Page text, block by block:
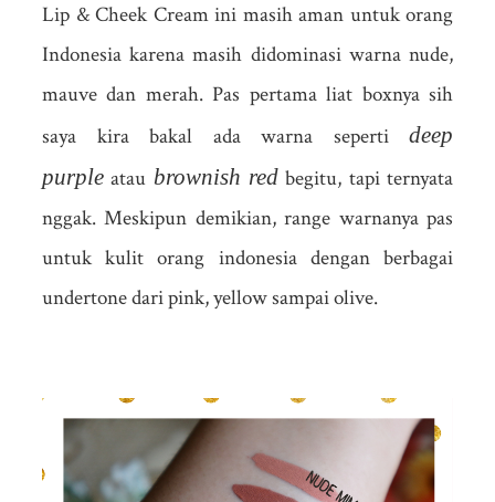
Lip & Cheek Cream ini masih aman untuk orang
Indonesia karena masih didominasi warna nude,
mauve dan merah. Pas pertama liat boxnya sih
saya kira bakal ada warna seperti deep
purple atau brownish red begitu, tapi ternyata
nggak. Meskipun demikian, range warnanya pas
untuk kulit orang indonesia dengan berbagai
undertone dari pink, yellow sampai olive.